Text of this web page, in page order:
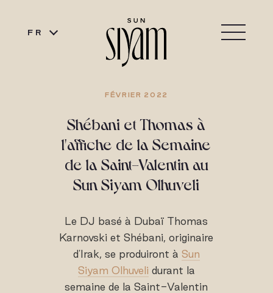
FR
FÉVRIER 2022
Shébani et Thomas à
l'affiche de la Semaine
de la Saint-Valentin au
Sun Siyam Olhuveli
Le DJ basé à Dubaï Thomas
Karnovski et Shébani, originaire
d'Irak, se produiront à Sun
Siyam Olhuveli durant la
semaine de la Saint-Valentin